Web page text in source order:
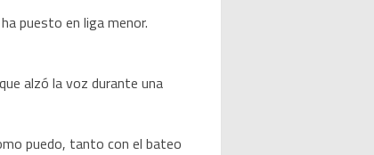
puesto en liga menor.
alzó la voz durante una
puedo, tanto con el bateo